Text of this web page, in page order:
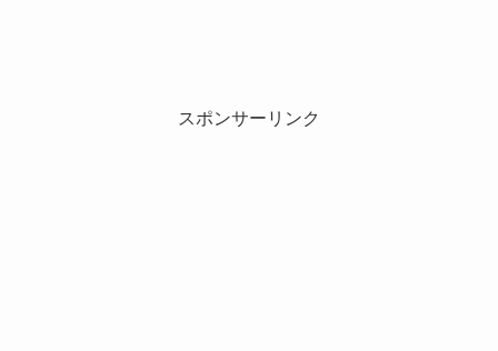
スポンサーリンク